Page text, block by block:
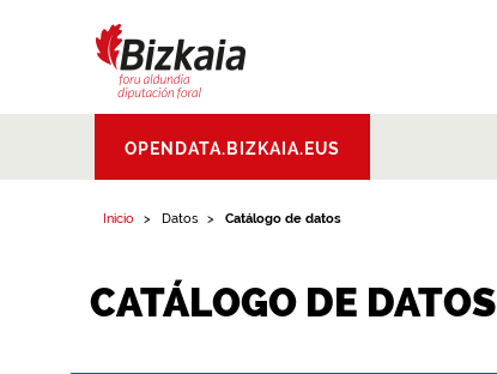
Aldundia.Diputacion
Foral de Bizkaia
OPENDATA.BIZKAIA.EUS
Inicio Datos Catálogo de datos
CATÁLOGO DE DATOS